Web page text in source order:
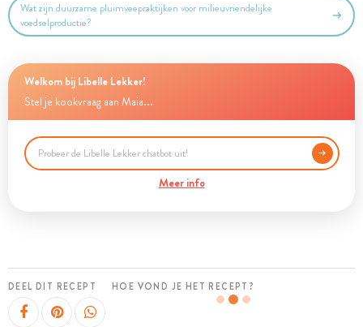
Wat zijn duurzame pluimveepraktijken voor milieuvriendelijke
voedselproductie?
Welkom bij Libelle Lekker!
Stel je kookvraag aan Maia...
Meer info
DEEL DIT RECEPT HOE VOND JE HET RECEPT?